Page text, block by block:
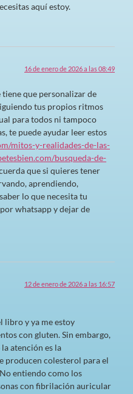
aquí estoy.
16 de enero de 2026 a las 08:49
tiene que personalizar de
tus propios ritmos
para todos ni tampoco
te puede ayudar leer estos
mitos-y-realidades-de-las-
busqueda-de-
que si quieres tener
aprendiendo,
lo que necesita tu
whatsapp y dejar de
12 de enero de 2026 a las 16:57
libro y ya me estoy
con gluten. Sin embargo,
atención es la
producen colesterol para el
entiendo como los
con fibrilación auricular